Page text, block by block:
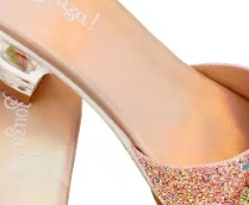
Prinsessen schoenen
Prinsessen kroontjes
Prinsessen vlechten
Prinsessen
Prinsessen toverstaf
Prinsessen sieraden
Prinsessen capes
Accessoires set
Alle accessoires